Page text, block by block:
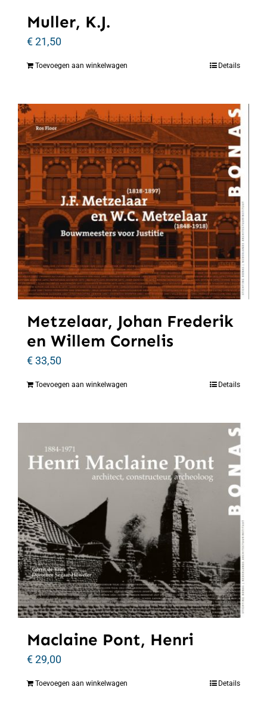
Muller, K.J.
€21,50
Toevoegen aan winkelwagen Details
Metzelaar, Johan Frederik
en Willem Cornelis
€33,50
Toevoegen aan winkelwagen Details
Maclaine Pont, Henri
€29,00
Toevoegen aan winkelwagen Details